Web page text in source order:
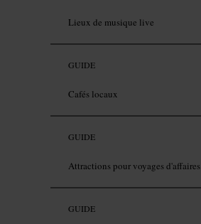
Lieux de musique live
GUIDE
Cafés locaux
GUIDE
Attractions pour voyages d'affaires
GUIDE